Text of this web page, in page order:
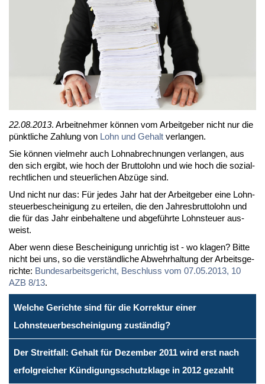
22.08.2013. Ar­beit­neh­mer kön­nen vom Ar­beit­ge­ber nicht nur die
pünkt­li­che Zah­lung von Lohn und Ge­halt ver­lan­gen.
Sie kön­nen viel­mehr auch Lohn­ab­rech­nun­gen ver­lan­gen, aus
den sich er­gibt, wie hoch der Brut­to­lohn und wie hoch die so­zi­al­
recht­li­chen und steu­er­li­chen Ab­zü­ge sind.
Und nicht nur das: Für je­des Jahr hat der Ar­beit­ge­ber ei­ne Lohn­
steu­er­be­schei­ni­gung zu er­tei­len, die den Jah­res­brut­to­lohn und
die für das Jahr ein­be­hal­te­ne und ab­ge­führ­te Lohn­steu­er aus­
weist.
Aber wenn die­se Be­schei­ni­gung un­rich­tig ist - wo kla­gen? Bit­te
nicht bei uns, so die ver­ständ­li­che Ab­wehr­hal­tung der Ar­beits­ge­
rich­te: Bun­des­ar­beits­ge­richt, Be­schluss vom 07.05.2013, 10
AZB 8/13.
Welche Gerichte sind für die Korrektur einer
Lohnsteuerbescheinigung zuständig?
Der Streitfall: Gehalt für Dezember 2011 wird erst nach
erfolgreicher Kündigungsschutzklage in 2012 gezahlt